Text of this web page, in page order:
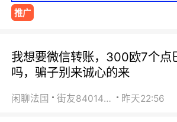
推广
我想要微信转账，300欧7个点
吗，骗子别来诚心的来
闲聊法国 街友84014588 昨天22:56